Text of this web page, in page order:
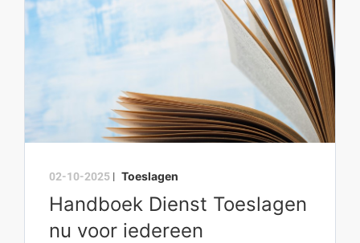
02-10-2025 | Toeslagen
Handboek Dienst Toeslagen
nu voor iedereen